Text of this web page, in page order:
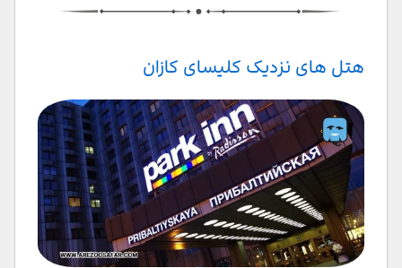
هتل های نزدیک کلیسای کازان